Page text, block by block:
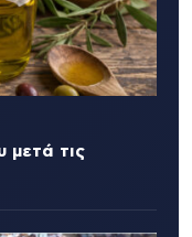
μετά τις